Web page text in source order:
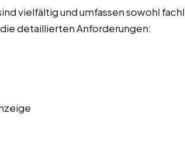
vielfältig und umfassen sowohl
detaillierten Anforderungen: